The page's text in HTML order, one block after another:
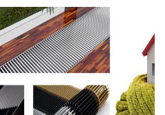
конвекторов Carrera М,С
грн.
решеткой для
4S Black 110 180.1750
грн.